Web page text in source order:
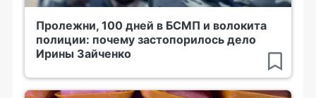
Пролежни, 100 дней в БСМП и волокита
полиции: почему застопорилось дело
Ирины Зайченко